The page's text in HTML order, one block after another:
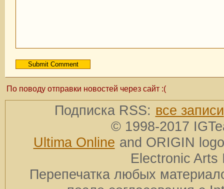
По поводу отправки новостей через сайт :(
Подписка RSS: все записи
© 1998-2017
Ultima Online and ORIGIN
Electronic Arts
Перепечатка любых